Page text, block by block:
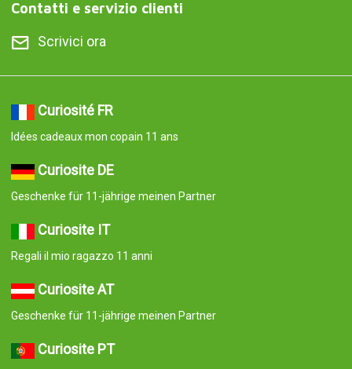
Contatti e servizio clienti
Scrivici ora
Curiosité FR
Idées cadeaux mon copain 11 ans
Curiosite DE
Geschenke für 11-jährige meinen Partner
Curiosite IT
Regali il mio ragazzo 11 anni
Curiosite AT
Geschenke für 11-jährige meinen Partner
Curiosite PT